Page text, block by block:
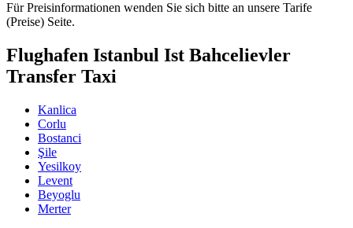
Für Preisinformationen wenden Sie sich bitte an unsere Tarife
(Preise) Seite.
Flughafen Istanbul Ist Bahcelievler
Transfer Taxi
Kanlica
Corlu
Bostanci
Şile
Yesilkoy
Levent
Beyoglu
Merter